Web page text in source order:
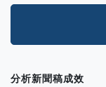
分析新聞稿成效